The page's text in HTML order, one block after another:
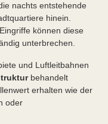
nachts entstehende
hinein.
können diese
unterbrechen.
und Luftleitbahnen
behandelt
erhalten wie der
oder